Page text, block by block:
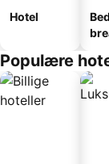
Hotel
Populære